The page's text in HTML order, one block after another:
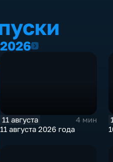
20262026
11 августа
4 мин
11 августа 2026 года